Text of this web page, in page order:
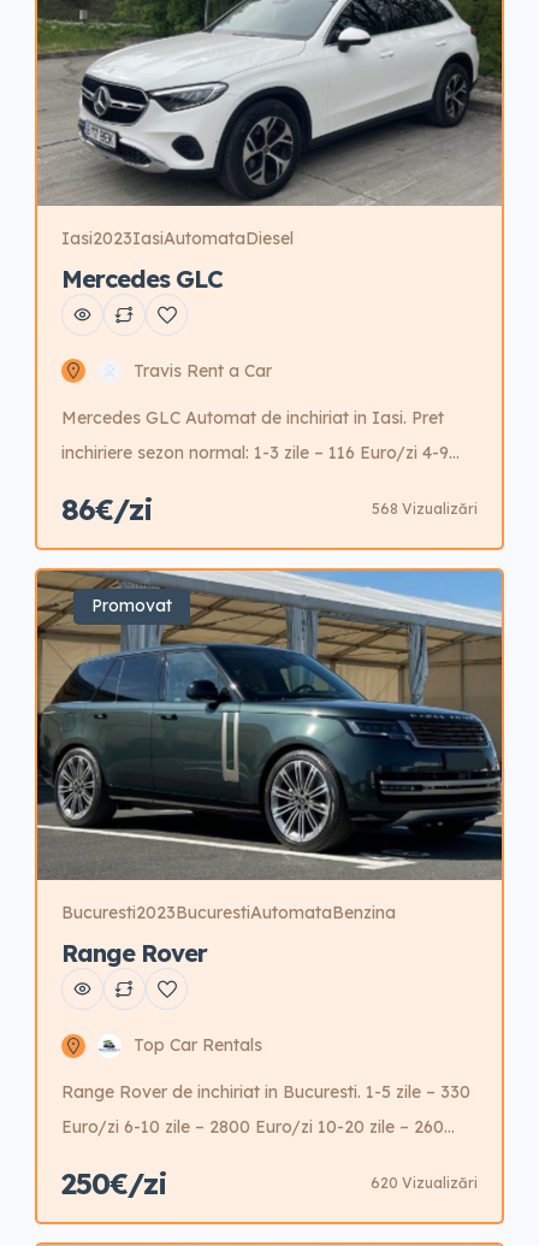
Iasi2023IasiAutomataDiesel
Mercedes GLC
Travis Rent a Car
Mercedes GLC Automat de inchiriat in Iasi. Pret
inchiriere sezon normal: 1-3 zile – 116 Euro/zi 4-9
86 Euro/zi 21-30 zile – 86Euro/zi +30 zile – 86
Euro/zi Este posibila inchirierea cu garantie redusa
cost aditional pe zi.
86€/zi 568 Vizualizări
Promovat
Bucuresti2023BucurestiAutomataBenzina
Range Rover
Top Car Rentals
Range Rover de inchiriat in Bucuresti. 1-5 zile – 330
Euro/zi 6-10 zile – 2800 Euro/zi 10-20 zile – 260
Posibilitate reducere garantie cu cost aditional.
250€/zi 620 Vizualizări